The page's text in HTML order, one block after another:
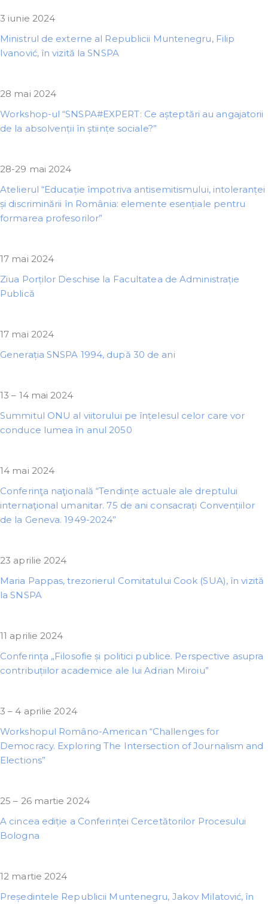
3 iunie 2024
Ministrul de externe al Republicii Muntenegru, Filip
Ivanović, în vizită la SNSPA
28 mai 2024
Workshop-ul “SNSPA#EXPERT: Ce așteptări au angajatorii
de la absolvenții în științe sociale?”
28-29 mai 2024
Atelierul “Educație împotriva antisemitismului, intoleranței
și discriminării în România: elemente esențiale pentru
formarea profesorilor”
17 mai 2024
Ziua Porților Deschise la Facultatea de Administrație
Publică
17 mai 2024
Generația SNSPA 1994, după 30 de ani
13 – 14 mai 2024
Summitul ONU al viitorului pe înțelesul celor care vor
conduce lumea în anul 2050
14 mai 2024
Conferinţa naţională “Tendințe actuale ale dreptului
internaţional umanitar. 75 de ani consacrați Convențiilor
de la Geneva. 1949-2024”
23 aprilie 2024
Maria Pappas, trezorierul Comitatului Cook (SUA), în vizită
la SNSPA
11 aprilie 2024
Conferința „Filosofie și politici publice. Perspective asupra
contribuțiilor academice ale lui Adrian Miroiu”
3 – 4 aprilie 2024
Workshopul Româno-American “Challenges for
Democracy. Exploring The Intersection of Journalism and
Elections”
25 – 26 martie 2024
A cincea ediție a Conferinței Cercetătorilor Procesului
Bologna
12 martie 2024
Președintele Republicii Muntenegru, Jakov Milatović, în